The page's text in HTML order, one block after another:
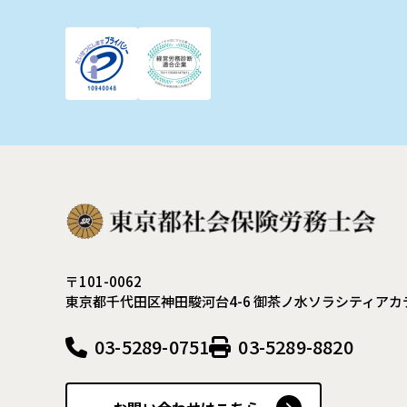
〒101-0062
東京都千代田区神田駿河台4-6御茶ノ水ソラシティア
03-5289-0751 03-5289-8820